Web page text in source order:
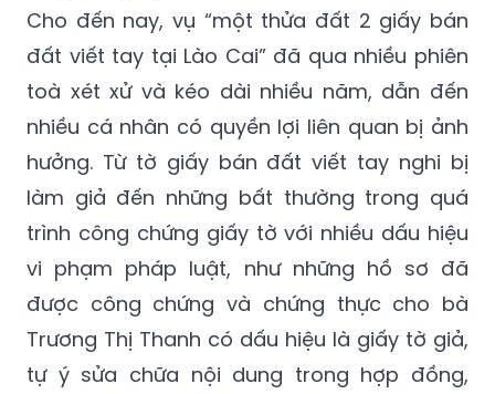
Cho đến nay, vụ “một thửa đất 2 giấy bán
đất viết tay tại Lào Cai” đã qua nhiều phiên
toà xét xử và kéo dài nhiều năm, dẫn đến
nhiều cá nhân có quyền lợi liên quan bị ảnh
hưởng. Từ tờ giấy bán đất viết tay nghi bị
làm giả đến những bất thường trong quá
trình công chứng giấy tờ với nhiều dấu hiệu
vi phạm pháp luật, như những hồ sơ đã
được công chứng và chứng thực cho bà
Trương Thị Thanh có dấu hiệu là giấy tờ giả,
tự ý sửa chữa nội dung trong hợp đồng,